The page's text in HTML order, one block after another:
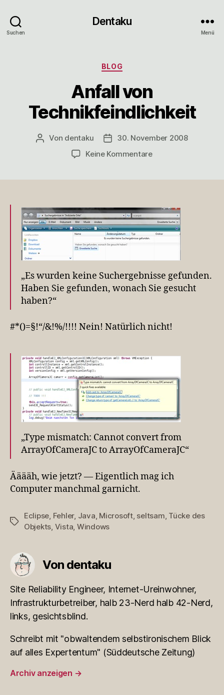
Suchen
Dentaku
Menü
Kategorien
BLOG
Anfall von
Technikfeindlichkeit
Beitragsautor
Von dentaku Veröffentlichungsdatum
30. November 2008
Keine Kommentarezu
„Es wurden keine Suchergebnisse gefunden.
Haben Sie gefunden, wonach Sie gesucht
haben?“
#*()=§!“/&!%/!!!! Nein! Natürlich nicht!
„Type mismatch: Cannot convert from
ArrayOfCameraJC to ArrayOfCameraJC“
Ääääh, wie jetzt? — Eigentlich mag ich
Computer manchmal garnicht.
Schlagwörter
Eclipse Fehler, Java Microsoft, seltsam Tücke des
Objekts Vista Windows
Von dentaku
Site Reliability Engineer, Internet-Ureinwohner,
Infrastrukturbetreiber, halb 23-Nerd halb 42-Nerd,
links, gesichtsblind.
Schreibt mit "obwaltendem selbstironischem Blick
auf alles Expertentum" (Süddeutsche Zeitung)
Archiv anzeigen →